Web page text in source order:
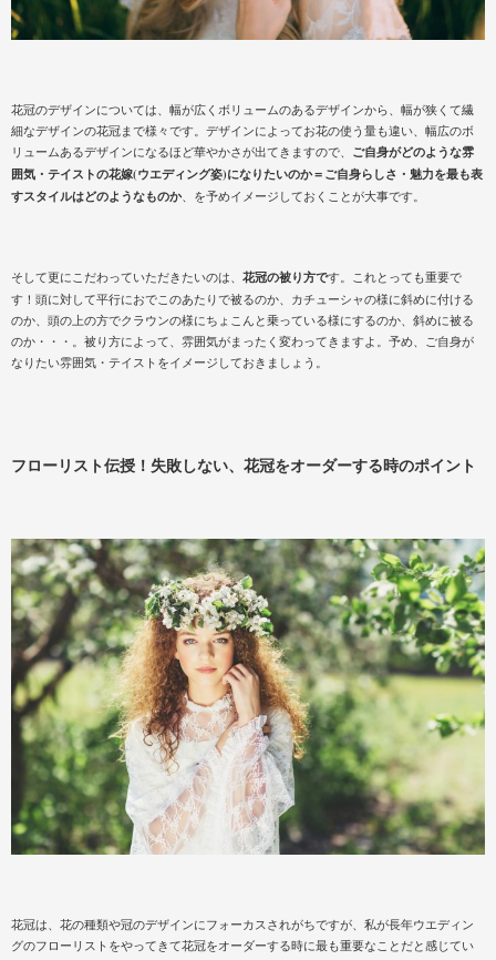
花冠のデザインについては、幅が広くボリュームのあるデザインから、幅が狭くて繊
細なデザインの花冠まで様々です。デザインによってお花の使う量も違い、幅広のボ
リュームあるデザインになるほど華やかさが出てきますので、 ご自身がどのような雰
囲気・テイストの花嫁(ウエディング姿)になりたいのか＝ご自身らしさ・魅力を最も表
すスタイルはどのようなものか、を予めイメージしておくことが大事です。
そして更にこだわっていただきたいのは、 花冠の被り方です。これとっても重要で
す！頭に対して平行におでこのあたりで被るのか、カチューシャの様に斜めに付ける
のか、頭の上の方でクラウンの様にちょこんと乗っている様にするのか、斜めに被る
のか・・・。被り方によって、雰囲気がまったく変わってきますよ。予め、ご自身が
なりたい雰囲気・テイストをイメージしておきましょう。
フローリスト伝授！失敗しない、花冠をオーダーする時のポイント
花冠は、花の種類や冠のデザインにフォーカスされがちですが、私が長年ウエディン
グのフローリストをやってきて花冠をオーダーする時に最も重要なことだと感じてい